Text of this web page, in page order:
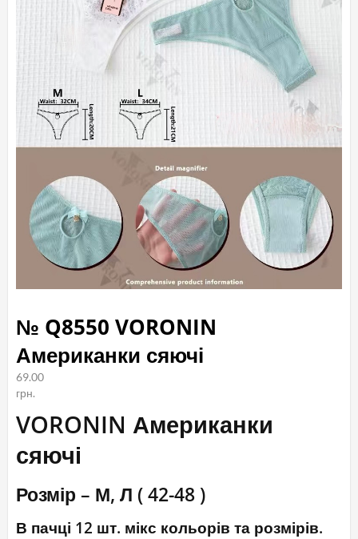
№ Q8550 VORONIN
Американки сяючі
69.00
грн.
VORONIN Американки
сяючі
Розмір – М, Л ( 42-48 )
В пачці 12 шт. мікс кольорів та розмірів.